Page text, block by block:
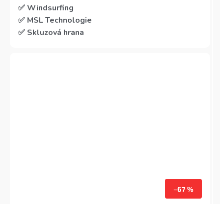
✅ Windsurfing
✅ MSL Technologie
✅ Skluzová hrana
–67 %